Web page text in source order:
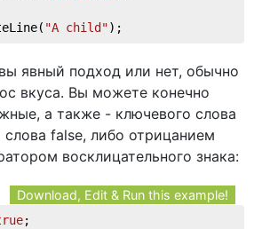
"A child");
явный подход или нет, обычно
вкуса. Вы можете конечно
а также - ключевого слова
false, либо отрицанием
восклицательного знака:
Download, Edit & Run this example!
;